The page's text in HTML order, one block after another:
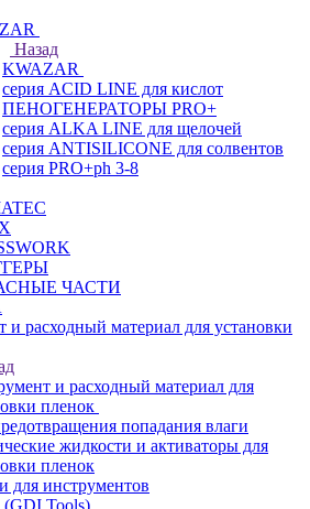
Назад
KWAZAR
серия ACID LINE для кислот
ПЕНОГЕНЕРАТОРЫ PRO+
серия ALKA LINE для щелочей
серия ANTISILICONE для солвентов
серия PRO+ph 3-8
ЧАСТИ
и расходный материал для установки
и расходный материал для
пленок
попадания влаги
жидкости и активаторы для
пленок
для инструментов
Tools)